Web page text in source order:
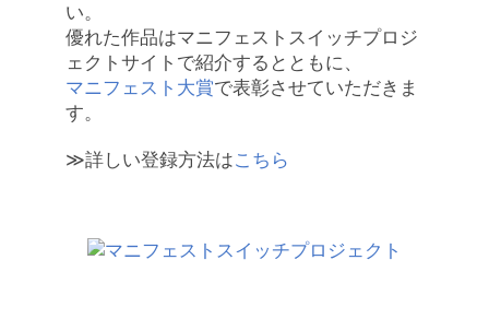
い。
優れた作品はマニフェストスイッチプロジ
ェクトサイトで紹介するとともに、
マニフェスト大賞で表彰させていただきま
す。
≫詳しい登録方法はこちら